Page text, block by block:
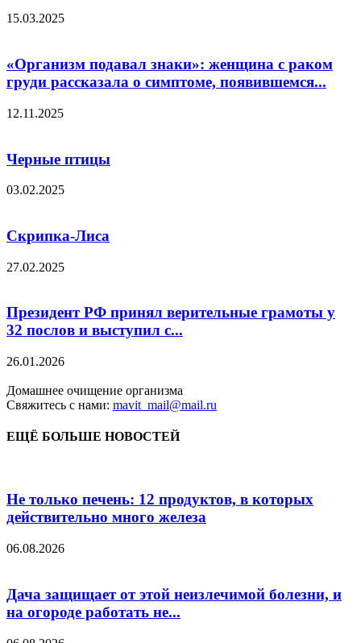
15.03.2025
«Организм подавал знаки»: женщина с раком
груди рассказала о симптоме, появившемся...
12.11.2025
Черные птицы
03.02.2025
Скрипка-Лиса
27.02.2025
Президент РФ принял верительные грамоты у
32 послов и выступил с...
26.01.2026
Домашнее очищение организма
Свяжитесь с нами: mavit_mail@mail.ru
ЕЩЁ БОЛЬШЕ НОВОСТЕЙ
Не только печень: 12 продуктов, в которых
действительно много железа
06.08.2026
Дача защищает от этой неизлечимой болезни, и
на огороде работать не...